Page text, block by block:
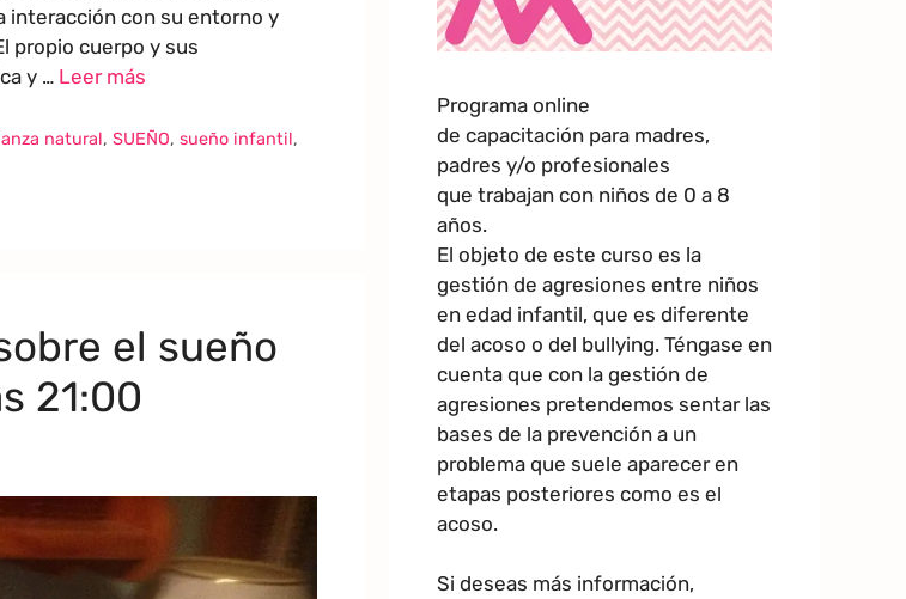
interacción con su entorno y
propio cuerpo y sus
y … Leer más
natural,SUEÑO,sueño infantil,
el sueño
21:00
Programa online
de capacitación para madres,
padres y/o profesionales
que trabajan con niños de 0 a 8
años.
El objeto de este curso es la
gestión de agresiones entre niños
en edad infantil, que es diferente
del acoso o del bullying. Téngase en
cuenta que con la gestión de
agresiones pretendemos sentar las
bases de la prevención a un
problema que suele aparecer en
etapas posteriores como es el
acoso.
Si deseas más información,